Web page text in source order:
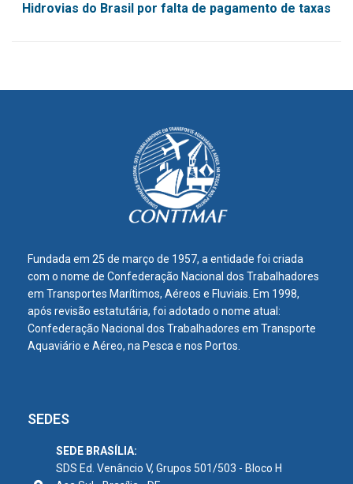
Hidrovias do Brasil por falta de pagamento de taxas
Fundada em 25 de março de 1957, a entidade foi criada
com o nome de Confederação Nacional dos Trabalhadores
em Transportes Marítimos, Aéreos e Fluviais. Em 1998,
após revisão estatutária, foi adotado o nome atual:
Confederação Nacional dos Trabalhadores em Transporte
Aquaviário e Aéreo, na Pesca e nos Portos.
SEDES
SEDE BRASÍLIA:
SDS Ed. Venâncio V, Grupos 501/503 - Bloco H